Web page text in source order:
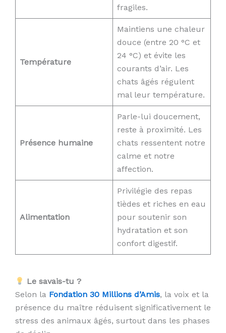
fragiles.
Température
Maintiens une chaleur
douce (entre 20 °C et
24 °C) et évite les
courants d’air. Les
chats âgés régulent
mal leur température.
Présence humaine
Parle-lui doucement,
reste à proximité. Les
chats ressentent notre
calme et notre
affection.
Alimentation
Privilégie des repas
tièdes et riches en eau
pour soutenir son
hydratation et son
confort digestif.
Le savais-tu ?
Selon la Fondation 30 Millions d’Amis, la voix et la
présence du maître réduisent significativement le
stress des animaux âgés, surtout dans les phases